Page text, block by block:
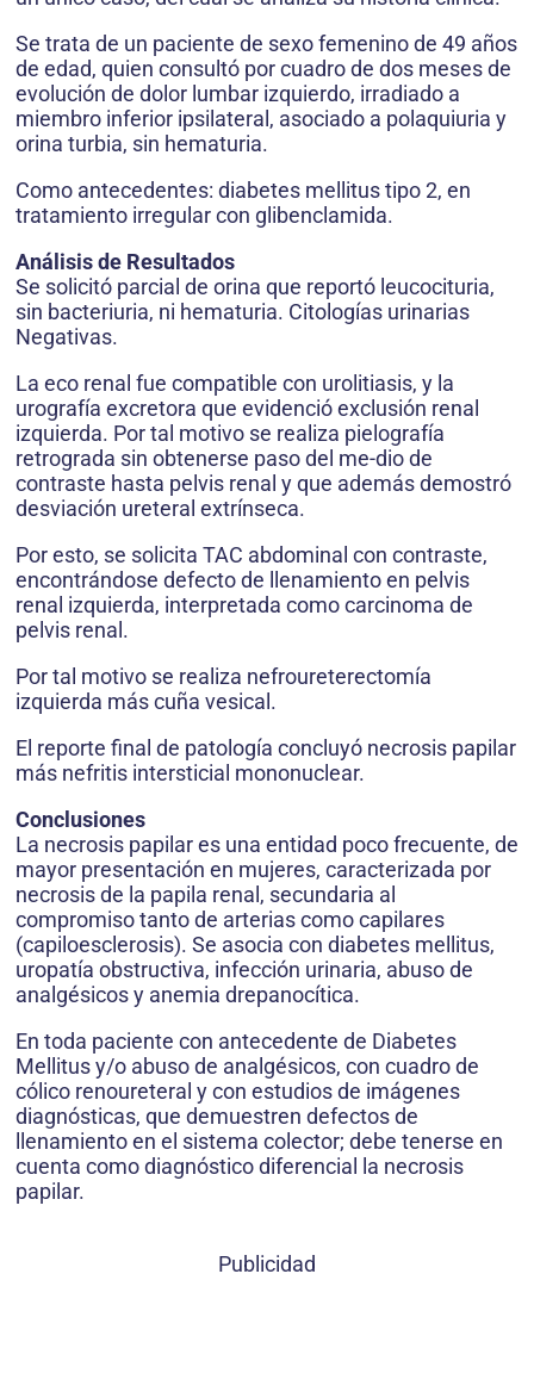
Se trata de un paciente de sexo femenino de 49 años
de edad, quien consultó por cuadro de dos meses de
evolución de dolor lumbar izquierdo, irradiado a
miembro inferior ipsilateral, asociado a polaquiuria y
orina turbia, sin hematuria.
Como antecedentes: diabetes mellitus tipo 2, en
tratamiento irregular con glibenclamida.
Análisis de Resultados
Se solicitó parcial de orina que reportó leucocituria,
sin bacteriuria, ni hematuria. Citologías urinarias
Negativas.
La eco renal fue compatible con urolitiasis, y la
urografía excretora que evidenció exclusión renal
izquierda. Por tal motivo se realiza pielografía
retrograda sin obtenerse paso del me-dio de
contraste hasta pelvis renal y que además demostró
desviación ureteral extrínseca.
Por esto, se solicita TAC abdominal con contraste,
encontrándose defecto de llenamiento en pelvis
renal izquierda, interpretada como carcinoma de
pelvis renal.
Por tal motivo se realiza nefroureterectomía
izquierda más cuña vesical.
El reporte final de patología concluyó necrosis papilar
más nefritis intersticial mononuclear.
Conclusiones
La necrosis papilar es una entidad poco frecuente, de
mayor presentación en mujeres, caracterizada por
necrosis de la papila renal, secundaria al
compromiso tanto de arterias como capilares
(capiloesclerosis). Se asocia con diabetes mellitus,
uropatía obstructiva, infección urinaria, abuso de
analgésicos y anemia drepanocítica.
En toda paciente con antecedente de Diabetes
Mellitus y/o abuso de analgésicos, con cuadro de
cólico renoureteral y con estudios de imágenes
diagnósticas, que demuestren defectos de
llenamiento en el sistema colector; debe tenerse en
cuenta como diagnóstico diferencial la necrosis
papilar.
Publicidad